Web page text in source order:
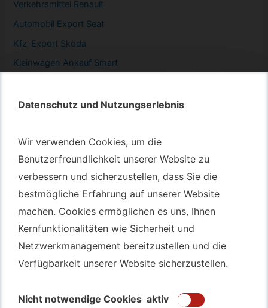
Datenschutz und Nutzungserlebnis
Wir verwenden Cookies, um die
Benutzerfreundlichkeit unserer Website zu
verbessern und sicherzustellen, dass Sie die
bestmögliche Erfahrung auf unserer Website
machen. Cookies ermöglichen es uns, Ihnen
Kernfunktionalitäten wie Sicherheit und
Netzwerkmanagement bereitzustellen und die
Verfügbarkeit unserer Website sicherzustellen.
Nicht notwendige Cookies aktiv
Datenschutz und Nutzungserlebnis
Wir verwenden Cookies, um die
Benutzerfreundlichkeit unserer Website zu
verbessern und sicherzustellen, dass Sie die
bestmögliche Erfahrung auf unserer Website
machen. Cookies ermöglichen es uns, Ihnen
Kernfunktionalitäten wie Sicherheit und
Netzwerkmanagement bereitzustellen und die
Verfügbarkeit unserer Website sicherzustellen.
Nicht notwendige Cookies aktiv
Verkehrsmittel Renault
Automobil Export Seat
Kfz-Export Skoda
Kleinwagen Ankauf Smart
Autotransport Bochum
Autotransport Düsseldorf
Autotransport Essen
Autoexport Gelsenkirchen
Autoexport Herne
GebrauchtwagenAnkauf Bochum